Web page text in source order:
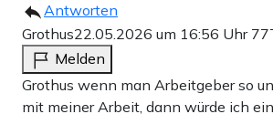
Antworten
Grothus22.05.2026 um 16:56 Uhr
Melden
Grothus wenn man Arbeitgeber so
mit meiner Arbeit, dann würde ich